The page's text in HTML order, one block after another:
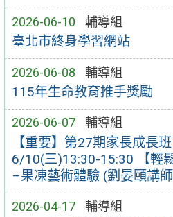
2026-06-10 輔導組
臺北市終身學習網站
2026-06-08 輔導組
115年生命教育推手獎勵
2026-06-07 輔導組
【重要】第27期家長成長
6/10(三)13:30-15:30 【輕
–果凍藝術體驗 (劉晏頤講
2026-04-17 輔導組